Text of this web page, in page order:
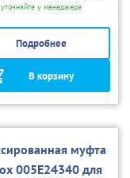
уточняйте у менеджера
Подробнее
В корзину
муфта
005E24340 для